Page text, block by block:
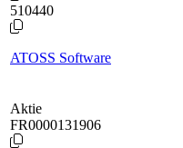
510440
ATOSS Software
Aktie
FR0000131906